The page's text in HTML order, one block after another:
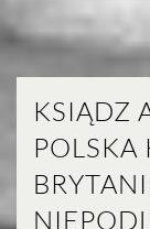
KSIĄDZ